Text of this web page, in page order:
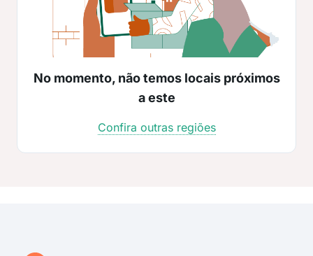
No momento, não temos locais próximos
a este
Confira outras regiões